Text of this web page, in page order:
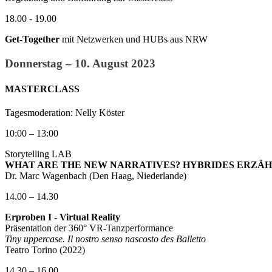
18.00 - 19.00
Get-Together mit Netzwerken und HUBs aus NRW
Donnerstag – 10. August 2023
MASTERCLASS
Tagesmoderation: Nelly Köster
10:00 – 13:00
Storytelling LAB
WHAT ARE THE NEW NARRATIVES? HYBRIDES
Dr. Marc Wagenbach (Den Haag, Niederlande)
14.00 – 14.30
Erproben I - Virtual Reality
Präsentation der 360° VR-Tanzperformance
Tiny uppercase. Il nostro senso nascosto des Balletto
Teatro Torino (2022)